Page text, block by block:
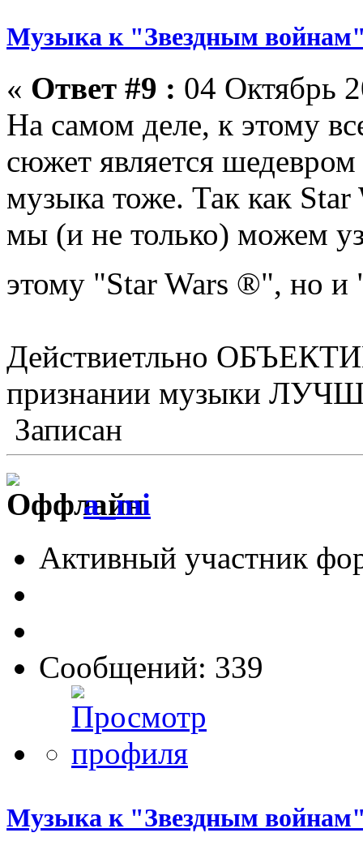
Музыка к "Звездным
« Ответ #9 : 04 Октябрь
На самом деле, к этому
сюжет является
музыка тоже. Так как
мы (и не только) можем
этому "Star Wars ®", но
Действиетльно
признании музыки
Записан
a_mi
Активный участник
Сообщений: 339
Музыка к "Звездным